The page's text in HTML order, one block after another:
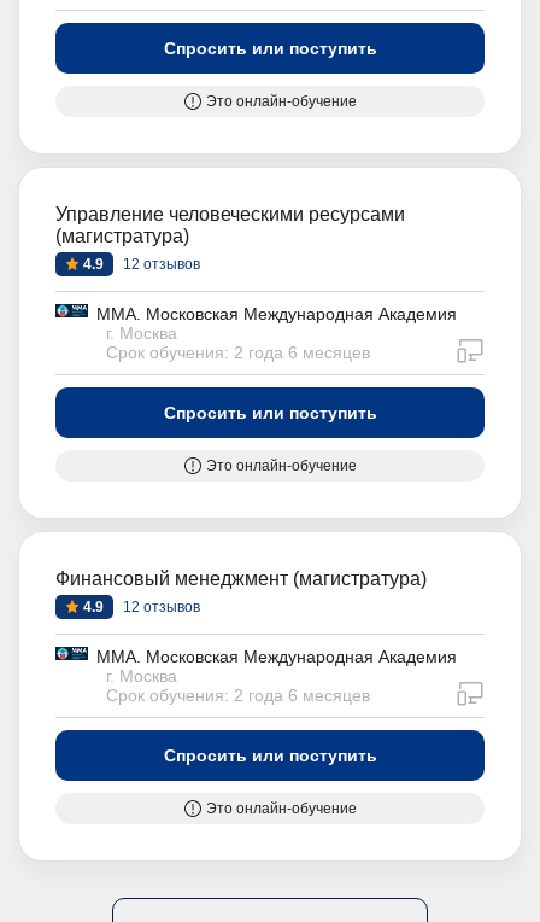
Спросить или поступить
Это онлайн-обучение
Управление человеческими ресурсами
(магистратура)
4.9 12 отзывов
ММА. Московская Международная Академия
г. Москва
Срок обучения: 2 года 6 месяцев
Спросить или поступить
Это онлайн-обучение
Финансовый менеджмент (магистратура)
4.9 12 отзывов
ММА. Московская Международная Академия
г. Москва
Срок обучения: 2 года 6 месяцев
Спросить или поступить
Это онлайн-обучение